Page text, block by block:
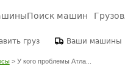
Поиск машин
груз Ваши машины
> У кого проблемы Атла...